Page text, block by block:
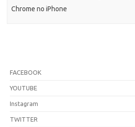
Chrome no iPhone
FACEBOOK
YOUTUBE
Instagram
TWITTER